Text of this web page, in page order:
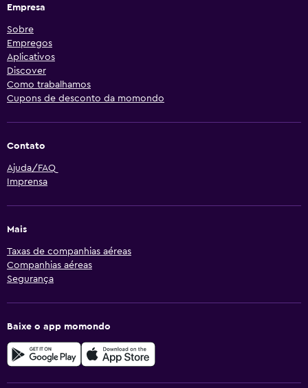
Empresa
Sobre
Empregos
Aplicativos
Discover
Como trabalhamos
Cupons de desconto da momondo
Contato
Ajuda/FAQ
Imprensa
Mais
Taxas de companhias aéreas
Companhias aéreas
Segurança
Baixe o app momondo